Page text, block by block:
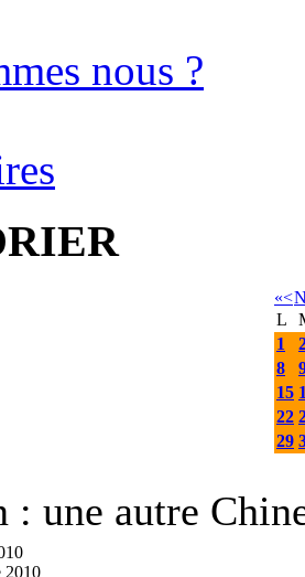
nous ?
«<
L
1
8
15
22
29
: une autre
2010